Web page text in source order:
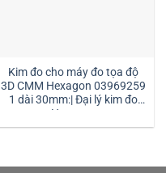
Kim đo cho máy đo tọa độ
3D CMM Hexagon 03969259
1 dài 30mm:| Đại lý kim đo
Hexagon